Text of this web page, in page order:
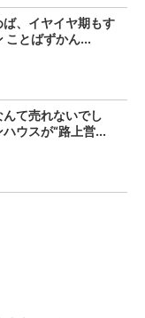
ば、イヤイヤ期もす
とばずかん...
んて売れないでし
ウスが“路上営...